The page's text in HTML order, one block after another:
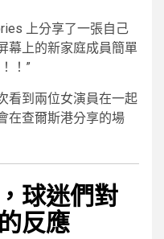
上分享了一張自己
幕上的新家庭成員簡單
！”
看到兩位女演員在一起
在查爾斯港分享的場
球迷們對
反應